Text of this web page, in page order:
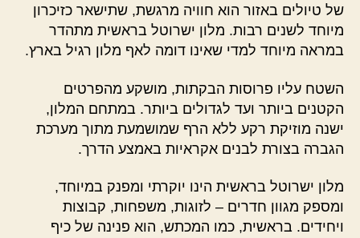
של טיולים באזור הוא חוויה מרגשת, שתישאר כזיכרון
מיוחד לשנים רבות. מלון ישרוטל בראשית מתהדר
במראה מיוחד למדי שאינו דומה לאף מלון רגיל בארץ.
השטח עליו פרוסות הבקתות, מושקע מהפרטים
הקטנים ביותר ועד לגדולים ביותר. במתחם המלון,
ישנה מוזיקת רקע ללא הרף שמושמעת מתוך מערכת
הגברה בצורת לבנים אקראיות באמצע הדרך.
מלון ישרוטל בראשית הינו יוקרתי ומפנק במיוחד,
ומספק מגוון חדרים – לזוגות, משפחות, קבוצות
ויחידים. בראשית, כמו המכתש, הוא פנינה של כיף